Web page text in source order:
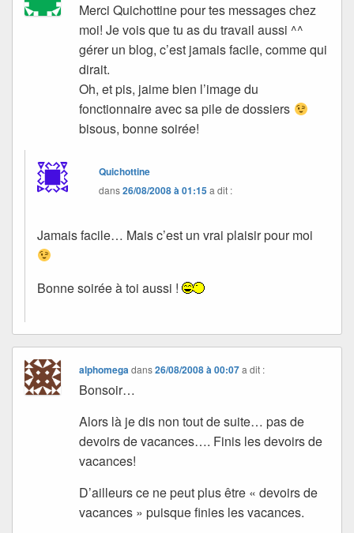
Merci Quichottine pour tes messages chez
moi! Je vois que tu as du travail aussi ^^
gérer un blog, c’est jamais facile, comme qui
dirait.
Oh, et pis, jaime bien l’image du
fonctionnaire avec sa pile de dossiers
bisous, bonne soirée!
Quichottine
dans26/08/2008 à 01:15a dit :
Jamais facile… Mais c’est un vrai plaisir pour moi
Bonne soirée à toi aussi !
alphomega dans26/08/2008 à 00:07 a dit :
Bonsoir…
Alors là je dis non tout de suite… pas de
devoirs de vacances…. Finis les devoirs de
vacances!
D’ailleurs ce ne peut plus être « devoirs de
vacances » puisque finies les vacances.